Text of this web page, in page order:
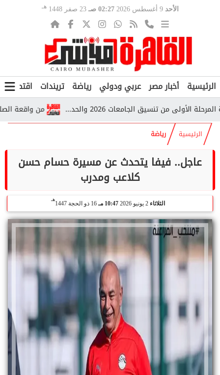
الأحد 9 أغسطس 2026 02:27 صـ 23 صفر 1448 هـ
الرئيسية أخبار مصر عربي ودولي رياضة تريندات اقتصاد
من واقعة الصلاة من تنسيق الجامعات 2026 والحد...
الرئيسية رياضة
عاجل.. فيفا يتحدث عن مسيرة حسام حسن
كلاعب ومدرب
الثلاثاء 10:47 مـ 16 ذو الحجة 1447
هـ